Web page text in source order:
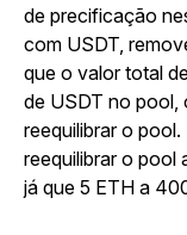
de precificação
com USDT,
que o valor total
de USDT no pool,
reequilibrar o
reequilibrar o pool
já que 5 ETH a